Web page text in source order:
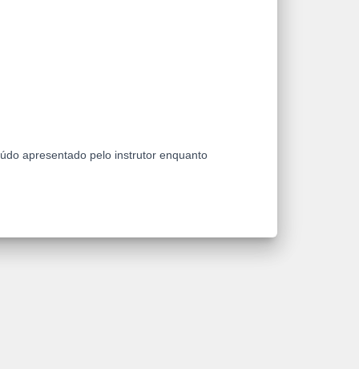
apresentado pelo instrutor enquanto